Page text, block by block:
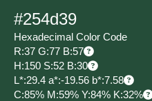
#254d39
Hexadecimal Color Code
R:37 G:77 B:57
H:150 S:52 B:30
L*:29.4 a*:-19.56 b*:7.58
C:85% M:59% Y:84% K:32%